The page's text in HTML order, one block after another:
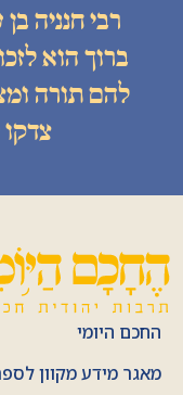
רבי חנניה
ברוך הוא
להם תורה
צדקו
החכם היומי
מאגר מידע מקוון